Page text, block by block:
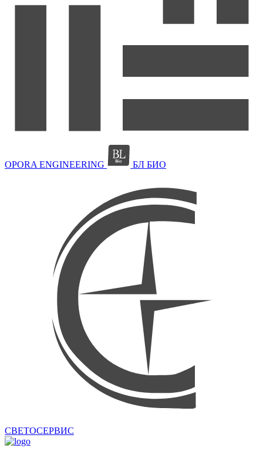
OPORA ENGINEERING БЛ БИО
СВЕТОСЕРВИС